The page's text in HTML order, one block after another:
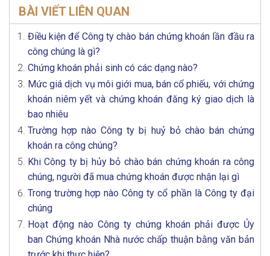
BÀI VIẾT LIÊN QUAN
Điều kiện để Công ty chào bán chứng khoán lần đầu ra
công chúng là gì?
Chứng khoán phải sinh có các dạng nào?
Mức giá dịch vụ môi giới mua, bán cổ phiếu, với chứng
khoán niêm yết và chứng khoán đăng ký giao dịch là
bao nhiêu
Trường hợp nào Công ty bị huỷ bỏ chào bán chứng
khoán ra công chúng?
Khi Công ty bị hủy bỏ chào bán chứng khoán ra công
chúng, người đã mua chứng khoán được nhận lại gì
Trong trường hợp nào Công ty cổ phần là Công ty đại
chúng
Hoạt động nào Công ty chứng khoán phải được Ủy
ban Chứng khoán Nhà nước chấp thuận bằng văn bản